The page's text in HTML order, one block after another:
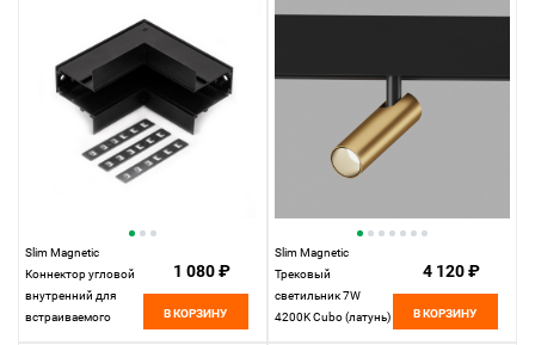
Elektrostandard
Slim Magnetic
Коннектор угловой
внутренний для
встраиваемого
1 080 ₽
В КОРЗИНУ
Slim Magnetic
Трековый
светильник 7W
4200K Cubo (латунь)
4 120 ₽
В КОРЗИНУ